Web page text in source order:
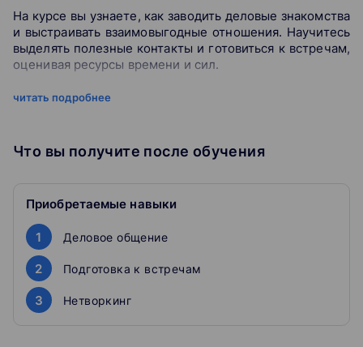
На курсе вы узнаете, как заводить деловые знакомства
и выстраивать взаимовыгодные отношения. Научитесь
выделять полезные контакты и готовиться к встречам,
оценивая ресурсы времени и сил.
Леонид Бугаев расскажет, о чем говорить с
консультацию по узкому вопросу, получить
определенные услуги (разработать стратегию
рекламы, сделать лендинг), самому не обязательно
погружаться в детали периферийной области. Ищите
интересных людей, расширяйте круг общения и
делитесь контактами. Используйте методики курса, и
вы перестанете бояться новых знакомств и откроете
читать подробнее
Что вы получите после обучения
Приобретаемые навыки
1 Деловое общение
2 Подготовка к встречам
3 Нетворкинг